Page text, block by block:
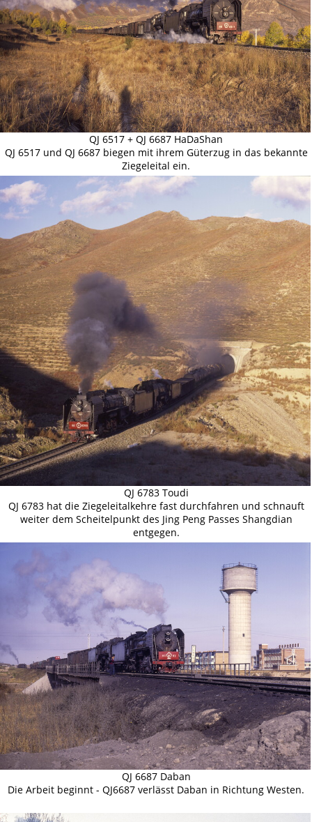
QJ 6517 + QJ 6687 HaDaShan
QJ 6517 und QJ 6687 biegen mit ihrem Güterzug in das bekannte
Ziegeleital ein.
QJ 6783 Toudi
QJ 6783 hat die Ziegeleitalkehre fast durchfahren und schnauft
weiter dem Scheitelpunkt des Jing Peng Passes Shangdian
entgegen.
QJ 6687 Daban
Die Arbeit beginnt - QJ6687 verlässt Daban in Richtung Westen.